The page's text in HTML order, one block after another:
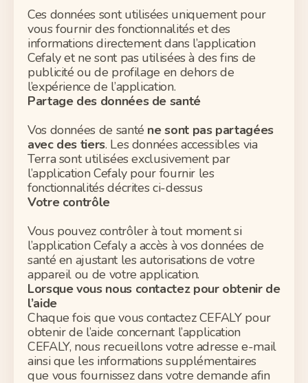
Ces données sont utilisées uniquement pour
vous fournir des fonctionnalités et des
informations directement dans l’application
Cefaly et ne sont pas utilisées à des fins de
publicité ou de profilage en dehors de
l’expérience de l’application.
Partage des données de santé
Vos données de santé ne sont pas partagées
avec des tiers. Les données accessibles via
Terra sont utilisées exclusivement par
l’application Cefaly pour fournir les
fonctionnalités décrites ci-dessus
Votre contrôle
Vous pouvez contrôler à tout moment si
l’application Cefaly a accès à vos données de
santé en ajustant les autorisations de votre
appareil ou de votre application.
Lorsque vous nous contactez pourobtenir de
l’aide
Chaque fois que vous contactezCEFALYpour
obtenir de l’aide concernant l’application
CEFALY, nous recueillons votre adresse e-mail
ainsi que les informations supplémentaires
que vous fournissez dans votre demande afin